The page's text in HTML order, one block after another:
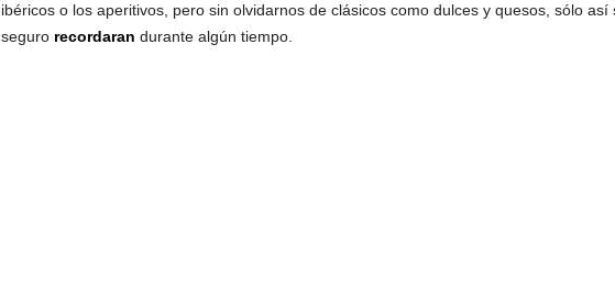
ibéricos o los aperitivos, pero sin olvidarnos de clásicos como dulces y quesos, sólo así
seguro recordaran durante algún tiempo.